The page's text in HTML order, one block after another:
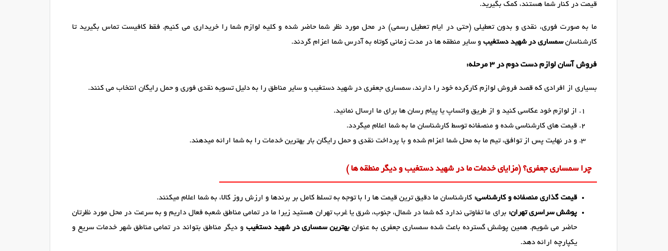
قیمت در کنار شما هستند، کمک بگیرید.
ما به صورت فوری، نقدی و بدون تعطیلی (حتی در ایام تعطیل رسمی) در محل مورد نظر شما حاضر شده و کلیه لوازم شما را خریداری می کنیم. فقط کافیست تماس بگیرید تا
کارشناسانسمساری در شهید دستغیب و سایر منطقه ها در مدت زمانی کوتاه به آدرس شما اعزام گردند.
فروش آسان لوازم دست دوم در ۳ مرحله:
بسیاری از افرادی که قصد فروش لوازم کارکرده خود را دارند، سمساری جعفری در شهید دستغیب و سایر مناطق را به دلیل تسویه نقدی فوری و حمل رایگان انتخاب می کنند.
از لوازم خود عکاسی کنید و از طریق واتساپ یا پیام رسان ها برای ما ارسال نمائید.
قیمت های کارشناسی شده و منصفانه توسط کارشناسان ما به شما اعلام میگردد.
و در نهایت پس از توافق، تیم ما به محل شما اعزام شده و با پرداخت نقدی و حمل رایگان بار بهترین خدمات را به شما ارائه میدهند.
چرا سمساری جعفری؟ (مزایای خدمات ما در شهید دستغیب و دیگر منطقه ها )
قیمت گذاری منصفانه و کارشناسی: کارشناسان ما دقیق ترین قیمت ها را با توجه به تسلط کامل بر برندها و ارزش روز کالا، به شما اعلام میکنند.
پوشش سراسری تهران: برای ما تفاوتی ندارد که شما در شمال، جنوب، شرق یا غرب تهران هستید زیرا ما در تمامی مناطق شعبه فعال داریم و به سرعت در محل مورد نظرتان
حاضر می شویم. همین پوشش گسترده باعث شده سمساری جعفری به عنوان بهترین سمساری در شهید دستغیب و دیگر مناطق بتواند در تمامی مناطق شهر خدمات سریع و
یکپارچه ارائه دهد.